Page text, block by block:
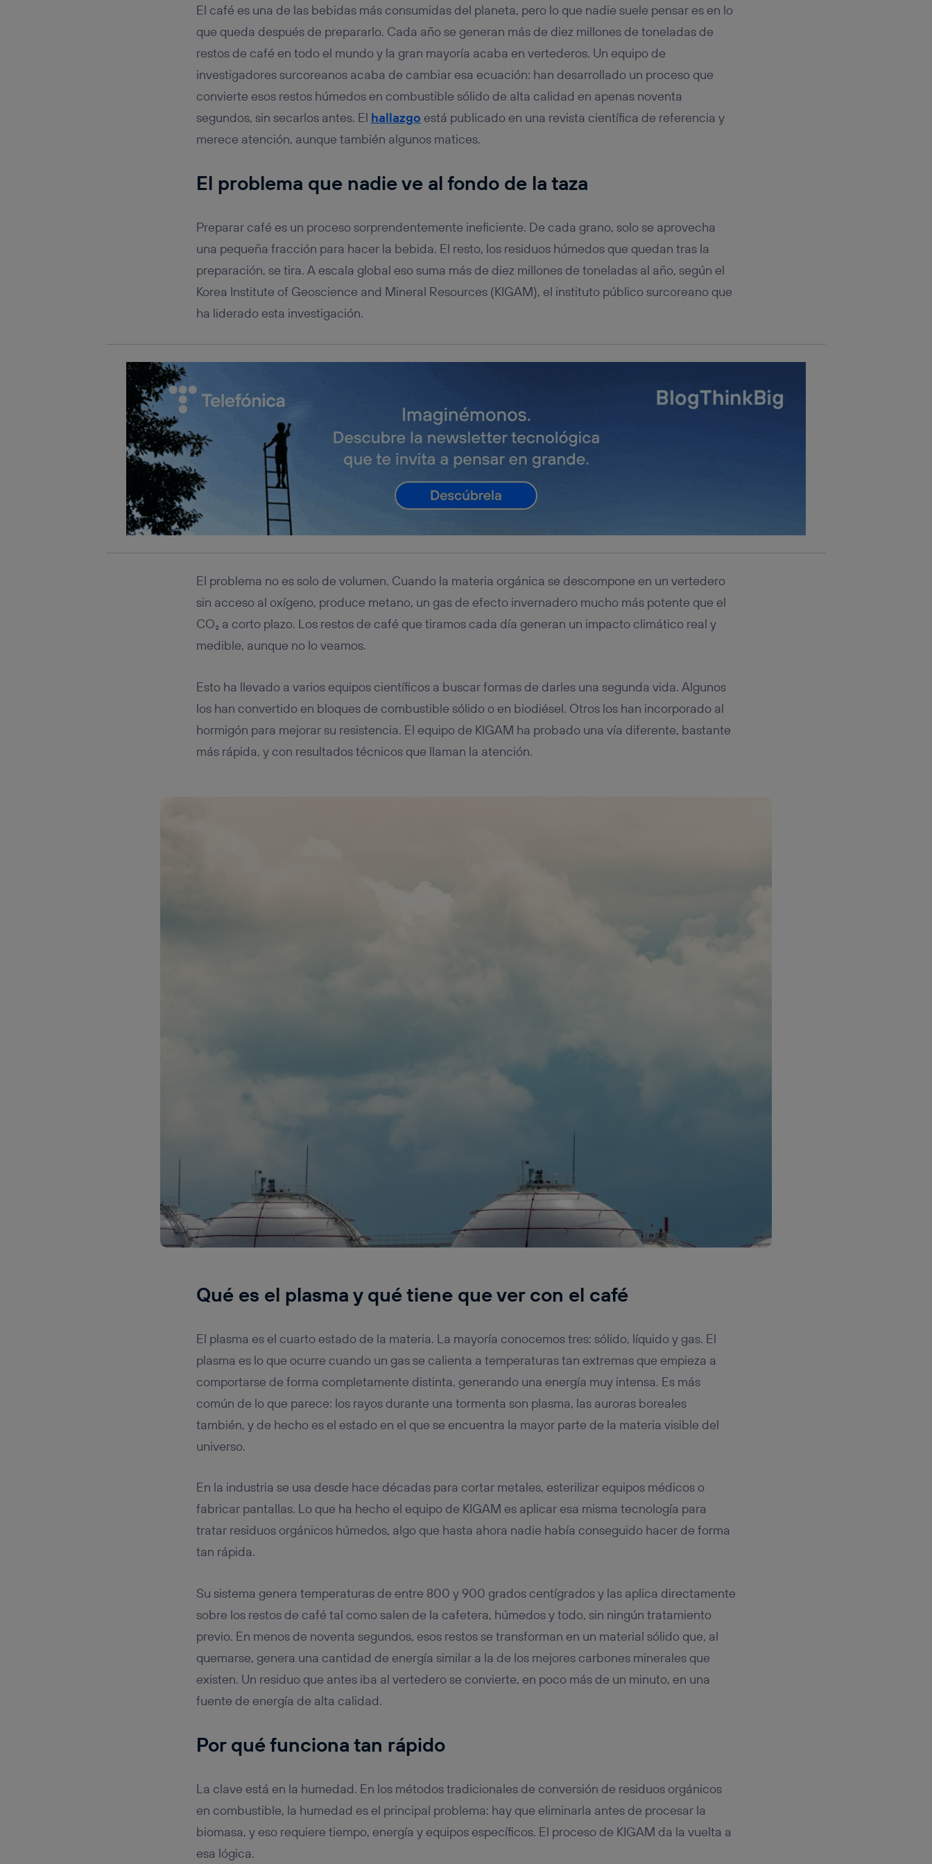
El café es una de las bebidas más consumidas del planeta, pero lo que nadie suele pensar es en lo
que queda después de prepararlo. Cada año se generan más de diez millones de toneladas de
restos de café en todo el mundo y la gran mayoría acaba en vertederos. Un equipo de
investigadores surcoreanos acaba de cambiar esa ecuación: han desarrollado un proceso que
convierte esos restos húmedos en combustible sólido de alta calidad en apenas noventa
segundos, sin secarlos antes. El hallazgo está publicado en una revista científica de referencia y
merece atención, aunque también algunos matices.
El problema que nadie ve al fondo de la taza
Preparar café es un proceso sorprendentemente ineficiente. De cada grano, solo se aprovecha
una pequeña fracción para hacer la bebida. El resto, los residuos húmedos que quedan tras la
preparación, se tira. A escala global eso suma más de diez millones de toneladas al año, según el
Korea Institute of Geoscience and Mineral Resources (KIGAM), el instituto público surcoreano que
ha liderado esta investigación.
El problema no es solo de volumen. Cuando la materia orgánica se descompone en un vertedero
sin acceso al oxígeno, produce metano, un gas de efecto invernadero mucho más potente que el
CO₂ a corto plazo. Los restos de café que tiramos cada día generan un impacto climático real y
medible, aunque no lo veamos.
Esto ha llevado a varios equipos científicos a buscar formas de darles una segunda vida. Algunos
los han convertido en bloques de combustible sólido o en biodiésel. Otros los han incorporado al
hormigón para mejorar su resistencia. El equipo de KIGAM ha probado una vía diferente, bastante
más rápida, y con resultados técnicos que llaman la atención.
Qué es el plasma y qué tiene que ver con el café
El plasma es el cuarto estado de la materia. La mayoría conocemos tres: sólido, líquido y gas. El
plasma es lo que ocurre cuando un gas se calienta a temperaturas tan extremas que empieza a
comportarse de forma completamente distinta, generando una energía muy intensa. Es más
común de lo que parece: los rayos durante una tormenta son plasma, las auroras boreales
también, y de hecho es el estado en el que se encuentra la mayor parte de la materia visible del
universo.
En la industria se usa desde hace décadas para cortar metales, esterilizar equipos médicos o
fabricar pantallas. Lo que ha hecho el equipo de KIGAM es aplicar esa misma tecnología para
tratar residuos orgánicos húmedos, algo que hasta ahora nadie había conseguido hacer de forma
tan rápida.
Su sistema genera temperaturas de entre 800 y 900 grados centígrados y las aplica directamente
sobre los restos de café tal como salen de la cafetera, húmedos y todo, sin ningún tratamiento
previo. En menos de noventa segundos, esos restos se transforman en un material sólido que, al
quemarse, genera una cantidad de energía similar a la de los mejores carbones minerales que
existen. Un residuo que antes iba al vertedero se convierte, en poco más de un minuto, en una
fuente de energía de alta calidad.
Por qué funciona tan rápido
La clave está en la humedad. En los métodos tradicionales de conversión de residuos orgánicos
en combustible, la humedad es el principal problema: hay que eliminarla antes de procesar la
biomasa, y eso requiere tiempo, energía y equipos específicos. El proceso de KIGAM da la vuelta a
esa lógica.
conecte su dispositivo y consienta el uso de la tecnología recibirá el mismo identificador.
Típicamente:
Si utilizas una
conexión de banda ancha
(p. ej., Wi-Fi), el marketing o análisis se
realizará en función de las actividades de navegación de los miembros del hogar que
hayan dado su consentimiento.
Si utilizasdatos móviles, el marketing será más personalizado, ya que se basará
Puedes gestionar los consentimientos Utiq seleccionando “Administrar Utiq” en la parte
inferior de esta página web o visitando el portal de privacidad de Utiq (“consenthub”)
Para más información, consulta la